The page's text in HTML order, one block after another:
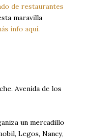
de restaurantes
maravilla
info aquí.
Avenida de los
un mercadillo
Legos, Nancy,